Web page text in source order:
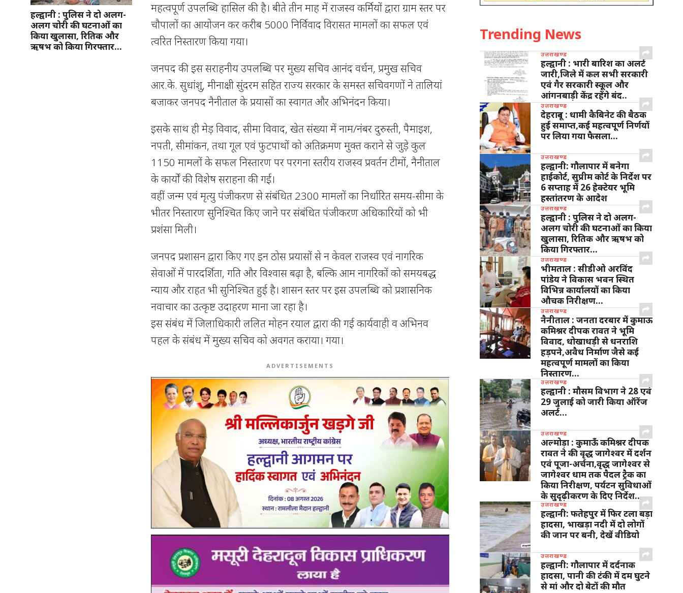
हल्द्वानी : पुलिस ने दो अलग-
अलग चोरी की घटनाओं का
किया खुलासा, रितिक और
ऋषभ को किया गिरफ्तार…
महत्वपूर्ण उपलब्धि हासिल की है। बीते तीन माह में राजस्व कर्मियों द्वारा ग्राम स्तर पर
चौपालों का आयोजन कर करीब 5000 निर्विवाद विरासत मामलों का सफल एवं
त्वरित निस्तारण किया गया।
जनपद की इस सराहनीय उपलब्धि पर मुख्य सचिव आनंद वर्धन, प्रमुख सचिव
आर.के. सुधांशु, मीनाक्षी सुंदरम सहित राज्य सरकार के समस्त सचिवगणों ने तालियां
बजाकर जनपद नैनीताल के प्रयासों का स्वागत और अभिनंदन किया।
इसके साथ ही मेड़ विवाद, सीमा विवाद, खेत संख्या में नाम/नंबर दुरुस्ती, पैमाइश,
नपती, सीमांकन, तथा गूल एवं फुटपाथों को अतिक्रमण मुक्त कराने से जुड़े कुल
1150 मामलों के सफल निस्तारण पर परगना स्तरीय राजस्व प्रवर्तन टीमों, नैनीताल
के कार्यों की विशेष सराहना की गई।
वहीं जन्म एवं मृत्यु पंजीकरण से संबंधित 2300 मामलों का निर्धारित समय-सीमा के
भीतर निस्तारण सुनिश्चित किए जाने पर संबंधित पंजीकरण अधिकारियों को भी
प्रशंसा मिली।
जनपद प्रशासन द्वारा किए गए इन ठोस प्रयासों से न केवल राजस्व एवं नागरिक
सेवाओं में पारदर्शिता, गति और विश्वास बढ़ा है, बल्कि आम नागरिकों को समयबद्ध
न्याय और राहत भी सुनिश्चित हुई है। शासन स्तर पर इस उपलब्धि को प्रशासनिक
नवाचार का उत्कृष्ट उदाहरण माना जा रहा है।
इस संबंध में जिलाधिकारी ललित मोहन रयाल द्वारा की गई कार्यवाही व अभिनव
पहल के संबंध में मुख्य सचिव को अवगत कराया। गया।
ADVERTISEMENTS
Trending News
उत्तराखण्ड
हल्द्वानी : भारी बारिश का अलर्ट
जारी,जिले में कल सभी सरकारी
एवं गैर सरकारी स्कूल और
आंगनबाड़ी केंद्र रहेंगे बंद..
उत्तराखण्ड
देहरादून : धामी कैबिनेट की बैठक
हुई समाप्त,कई महत्वपूर्ण निर्णयों
पर लिया गया फैसला…
उत्तराखण्ड
हल्द्वानी: गौलापार में बनेगा
हाईकोर्ट, सुप्रीम कोर्ट के निर्देश पर
6 सप्ताह में 26 हेक्टेयर भूमि
हस्तांतरण के आदेश
उत्तराखण्ड
हल्द्वानी : पुलिस ने दो अलग-
अलग चोरी की घटनाओं का किया
खुलासा, रितिक और ऋषभ को
किया गिरफ्तार…
उत्तराखण्ड
भीमताल : सीडीओ अरविंद
पांडेय ने विकास भवन स्थित
विभिन्न कार्यालयों का किया
औचक निरीक्षण…
उत्तराखण्ड
नैनीताल : जनता दरबार में कुमाऊ
कमिश्नर दीपक रावत ने भूमि
विवाद, धोखाधड़ी से धनराशि
हड़पने,अवैध निर्माण जैसे कई
महत्वपूर्ण मामलों का किया
निस्तारण…
उत्तराखण्ड
हल्द्वानी : मौसम विभाग ने 28 एवं
29 जुलाई को जारी किया ऑरेंज
अलर्ट…
उत्तराखण्ड
अल्मोड़ा : कुमाऊँ कमिश्नर दीपक
रावत ने की वृद्ध जागेश्वर में दर्शन
एवं पूजा-अर्चना,वृद्ध जागेश्वर से
जागेश्वर धाम तक पैदल ट्रैक का
किया निरीक्षण, पर्यटन सुविधाओं
के सुदृढ़ीकरण के दिए निर्देश…
उत्तराखण्ड
हल्द्वानी: फतेहपुर में फिर टला बड़ा
हादसा, भाखड़ा नदी में दो लोगों
की जान पर बनी, देखें वीडियो
उत्तराखण्ड
हल्द्वानी: गौलापार में दर्दनाक
हादसा, पानी की टंकी में दम घुटने
से मां और दो बेटों की मौत